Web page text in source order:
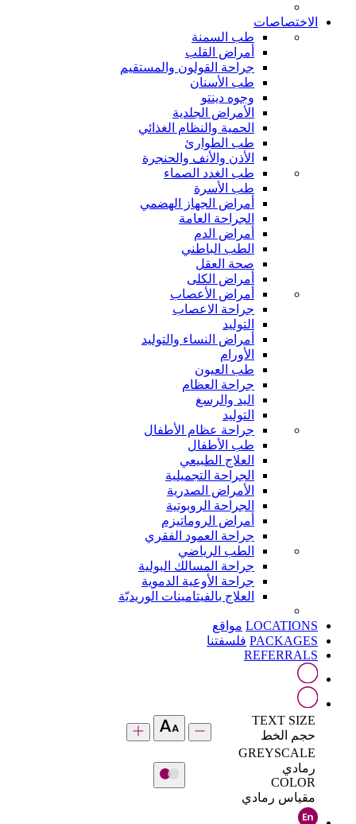
الاختصاصات
طب السمنة
أمراض القلب
جراحة القولون والمستقيم
طب الأسنان
وجوه دينتو
الأمراض الجلدية
الحمية والنظام الغذائي
طب الطوارئ
الأذن والأنف والحنجرة
طب الغدد الصماء
طب الأسرة
أمراض الجهاز الهضمي
الجراحة العامة
أمراض الدم
الطب الباطني
صحة العقل
أمراض الكلى
أمراض الأعصاب
جراحة الاعصاب
التوليد
أمراض النساء والتوليد
الأورام
طب العيون
جراحة العظام
اليد والرسغ
التوليد
جراحة عظام الأطفال
طب الأطفال
العلاج الطبيعي
الجراحة التجميلية
الأمراض الصدرية
الجراحة الروبوتية
أمراض الروماتيزم
جراحة العمود الفقري
الطب الرياضي
جراحة المسالك البولية
جراحة الأوعية الدموية
العلاج بالفيتامينات الوريديّة
LOCATIONS مواقع
PACKAGES فلسفتنا
REFERRALS
TEXT SIZE
حجم الخط
GREYSCALE
رمادي
COLOR
مقياس رمادي